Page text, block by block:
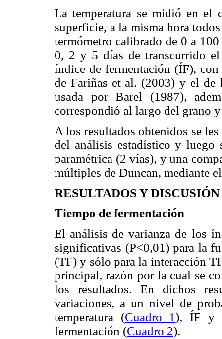
La temperatura se midió en el
superficie, a la misma hora
termómetro calibrado de 0 a
0, 2 y 5 días de transcurrido
índice de fermentación (ÍF),
de Fariñas et al. (2003) y el de
usada por Barel (1987),
correspondió al largo del grano y
A los resultados obtenidos se
del análisis estadístico y luego
paramétrica (2 vías), y una
múltiples de Duncan, mediante
RESULTADOS Y DISCUSIÓN
Tiempo de fermentación
El análisis de varianza de los
significativas (P<0,01) para la
(TF) y sólo para la interacción
principal, razón por la cual se
los resultados. En dichos
variaciones, a un nivel de
temperatura (Cuadro 1), ÍF y
fermentación (Cuadro 2).